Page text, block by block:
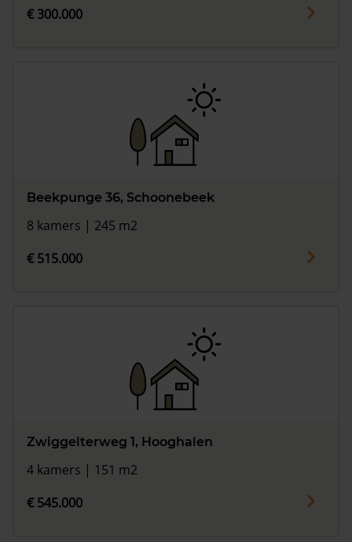
€ 300.000
Beekpunge 36, Schoonebeek
8 kamers | 245 m2
€ 515.000
Zwiggelterweg 1, Hooghalen
4 kamers | 151 m2
€ 545.000